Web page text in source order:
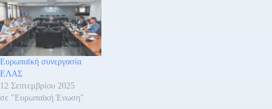
Ευρωπαϊκή συνεργασία
ΕΛΑΣ
12 Σεπτεμβρίου 2025
σε "Ευρωπαϊκή Ένωση"